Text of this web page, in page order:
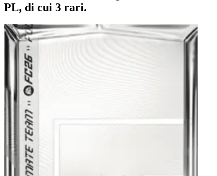
PL, di cui 3 rari.